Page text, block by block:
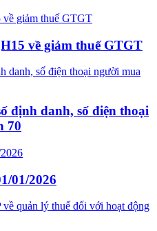
về giảm thuế GTGT
định danh, số điện thoại
70
01/2026